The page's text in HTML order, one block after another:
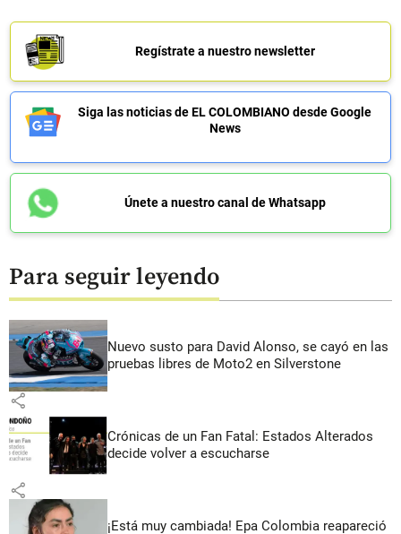
Regístrate a nuestro newsletter
Siga las noticias de EL COLOMBIANO desde Google
News
Únete a nuestro canal de Whatsapp
Para seguir leyendo
Nuevo susto para David Alonso, se cayó en las
pruebas libres de Moto2 en Silverstone
share
Crónicas de un Fan Fatal: Estados Alterados
decide volver a escucharse
share
¡Está muy cambiada! Epa Colombia reapareció